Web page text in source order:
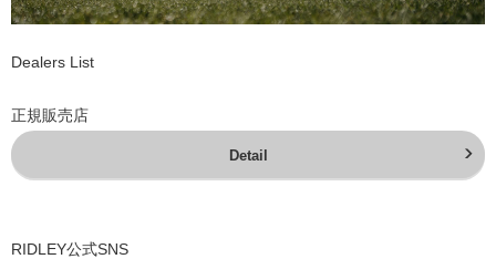
Dealers List
正規販売店
Detail
RIDLEY公式SNS